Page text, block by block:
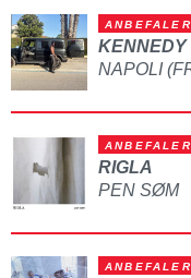
ANBEFALER
KENNEDY
ANBEFALER
RIGLA
PEN SØM
ANBEFALER